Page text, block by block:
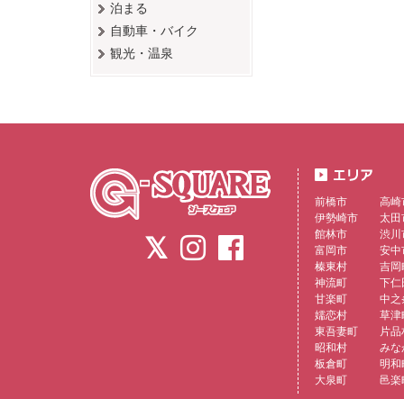
泊まる
自動車・バイク
観光・温泉
前橋市
高崎
伊勢崎市
太田
館林市
渋川
富岡市
安中
榛東村
吉岡
神流町
下仁
甘楽町
中之
嬬恋村
草津
東吾妻町
片品
昭和村
みな
板倉町
明和
大泉町
邑楽